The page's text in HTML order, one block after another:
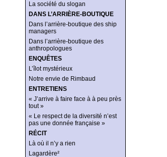
La société du slogan
DANS L’ARRIÈRE-BOUTIQUE
Dans l’arrière-boutique des ship
managers
Dans l’arrière-boutique des
anthropologues
ENQUÊTES
L’îlot mystérieux
Notre envie de Rimbaud
ENTRETIENS
« J’arrive à faire face à à peu près
tout »
« Le respect de la diversité n’est
pas une donnée française »
RÉCIT
Là où il n’y a rien
Lagardère²